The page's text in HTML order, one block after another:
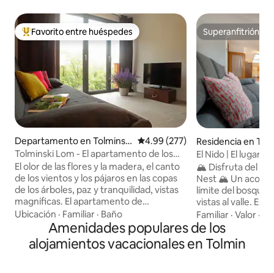
De los mejores en Favorito entre huéspedes
Favorito entre huéspedes
Departamento en Tolminski
Lom
Calificación promedio: 4.99 de
4.99 (277)
Tolminski Lom - El apartamento de los
castaños
El olor de las flores y la madera, el canto
de los vientos y los pájaros en las copas
de los árboles, paz y tranquilidad, vistas
magníficas. El apartamento de
vacaciones LOM es la opción perfecta
para aquellos que buscan un tiempo de
descanso relajante o unas vacaciones
activas en uno de los lugares más bellos
Ubicación · Familiar · Baño
Superanfitrión
Superanfitrión
Residencia en
El Nido | El lugar
el valle de Soča
🏔️ Disfruta del
Nest 🏔️ Un acogedor refugio alpino en el
límite del bosque
vistas al valle.
ofrece una
río Soča, de color
Aspectos
privilegiada:
Familiar ·Valor ·
Amenidades populares de los
alojamientos vacacionales en Tolmin